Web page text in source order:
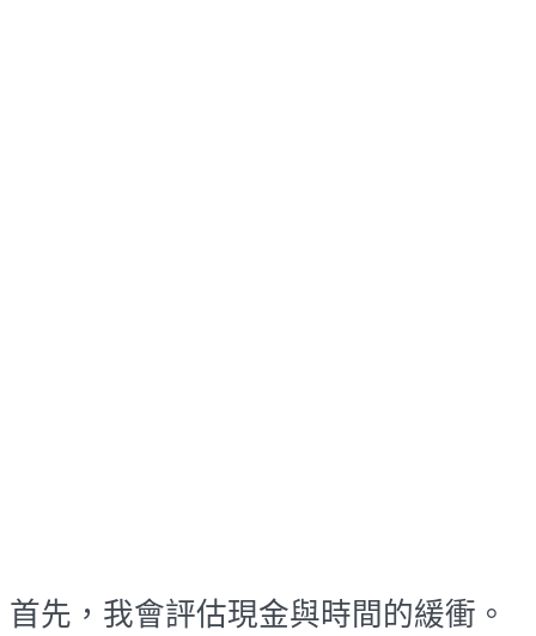
首先，我會評估現金與時間的緩衝。